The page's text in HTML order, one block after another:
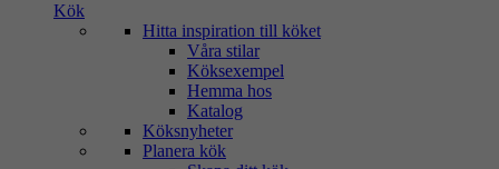
Kök
Hitta inspiration till köket
Våra stilar
Köksexempel
Hemma hos
Katalog
Köksnyheter
Planera kök